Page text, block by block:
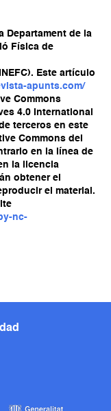
Departament de la
Física de
Este artículo
apunts.com/
Commons
4.0 International
terceros en este
Commons del
en la línea de
la licencia
obtener el
el material.
nc-